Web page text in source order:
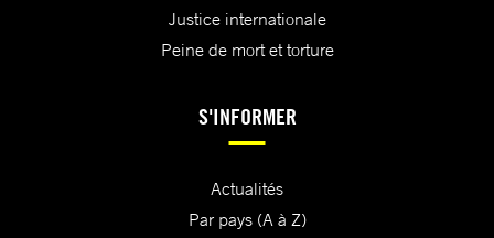
Justice internationale
Peine de mort et torture
S'INFORMER
Actualités
Par pays (A à Z)